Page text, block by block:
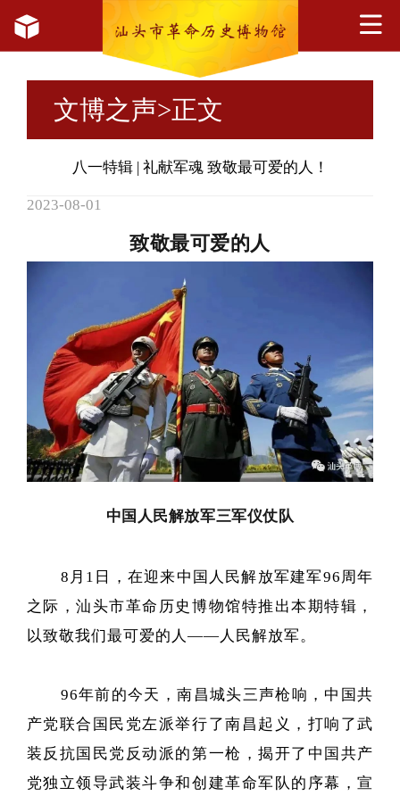
文博之声>正文
八一特辑 | 礼献军魂 致敬最可爱的人！
2023-08-01
致敬最可爱的人
中国人民解放军三军仪仗队
8月1日，在迎来中国人民解放军建军96周年
之际，汕头市革命历史博物馆特推出本期特辑，
以致敬我们最可爱的人—— 人民解放军 。
96年前的今天，南昌城头三声枪响，中国共
产党联合国民党左派举行了南昌起义，打响了武
装反抗国民党反动派的第一枪，揭开了中国共产
党独立领导武装斗争和创建革命军队的序幕，宣